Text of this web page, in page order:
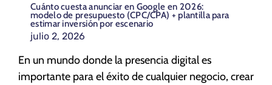
En un mundo donde la presencia digital es
importante para el éxito de cualquier negocio, crear
Cuánto cuesta anunciar en Google en 2026:
modelo de presupuesto (CPC/CPA) + plantilla para
estimar inversión por escenario
julio 2, 2026